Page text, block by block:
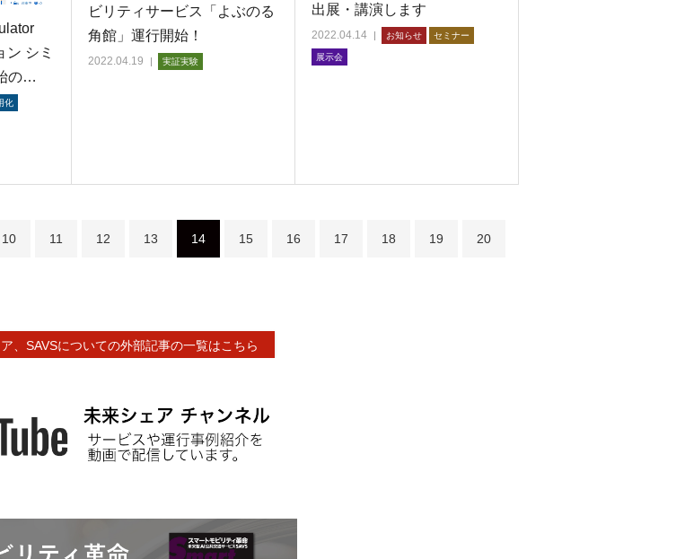
ン シミ
の…
化
ビリティサービス「よぶのる
角館」運行開始！
2022.04.19 実証実験
出展・講演します
2022.04.14 お知らせ セミナー
展示会
10 11 12 13 14 15 16 17 18 19 20
、SAVSについての外部記事の一覧はこちら